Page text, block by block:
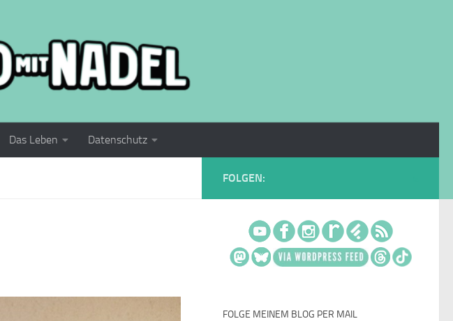
Das Leben Datenschutz
FOLGEN:
FOLGE MEINEM BLOG PER MAIL